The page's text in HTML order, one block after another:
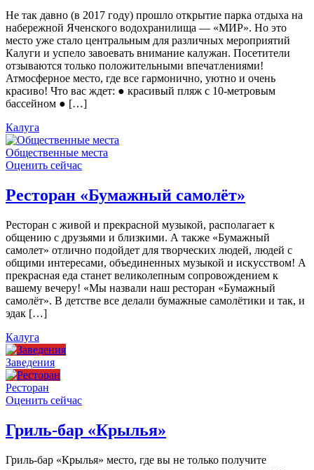
Не так давно (в 2017 году) прошло открытие парка отдыха на
набережной Яченского водохранилища — «МИР». Но это
место уже стало центральным для различных мероприятий
Калуги и успело завоевать внимание калужан. Посетители
отзываются только положительными впечатлениями!
Атмосферное место, где все гармонично, уютно и очень
красиво! Что вас ждет: ● красивый пляж с 10-метровым
бассейном ● […]
Калуга
Общественные места
Оценить сейчас
Ресторан «Бумажный самолёт»
Ресторан с живой и прекрасной музыкой, располагает к
общению с друзьями и близкими. А также «Бумажный
самолет» отлично подойдет для творческих людей, людей с
общими интересами, объединенных музыкой и искусством! А
прекрасная еда станет великолепным сопровождением к
вашему вечеру! «Мы назвали наш ресторан «Бумажный
самолёт». В детстве все делали бумажные самолётики и так, и
эдак […]
Калуга
Заведения
Ресторан
Оценить сейчас
Гриль-бар «Крылья»
Гриль-бар «Крылья» место, где вы не только получите